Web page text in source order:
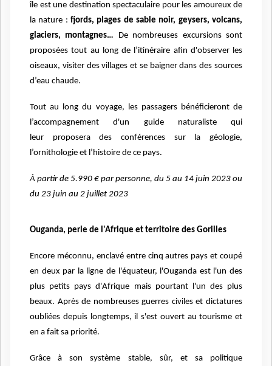
île est une destination spectaculaire pour les amoureux de
la nature : fjords, plages de sable noir, geysers, volcans,
glaciers, montagnes… De nombreuses excursions sont
proposées tout au long de l’itinéraire afin d'observer les
oiseaux, visiter des villages et se baigner dans des sources
d’eau chaude.
Tout au long du voyage, les passagers bénéficieront de
l’accompagnement d'un guide naturaliste qui
leur proposera des conférences sur la géologie,
l’ornithologie et l’histoire de ce pays.
À partir de 5.990 € par personne, du 5 au 14 juin 2023 ou
du 23 juin au 2 juillet 2023
Ouganda, perle de l'Afrique et territoire des Gorilles
Encore méconnu, enclavé entre cinq autres pays et coupé
en deux par la ligne de l'équateur, l'Ouganda est l'un des
plus petits pays d'Afrique mais pourtant l'un des plus
beaux. Après de nombreuses guerres civiles et dictatures
oubliées depuis longtemps, il s'est ouvert au tourisme et
en a fait sa priorité.
Grâce à son système stable, sûr, et sa politique